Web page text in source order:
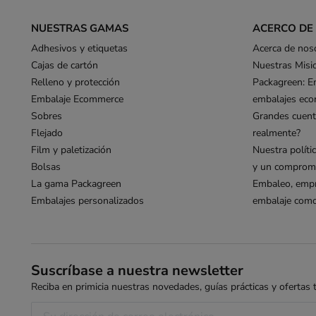
NUESTRAS GAMAS
Adhesivos y etiquetas
Cajas de cartón
Relleno y protección
Embalaje Ecommerce
Sobres
Flejado
Film y paletización
Bolsas
La gama Packagreen
Embalajes personalizados
ACERCO
Acerca de
Nuestras
Packagreen:
embalajes
Grandes
realmente?
Nuestra
y un
Embaleo,
embalaje
Suscríbase a nuestra newsletter
Reciba en primicia nuestras novedades, guías prácticas y ofertas